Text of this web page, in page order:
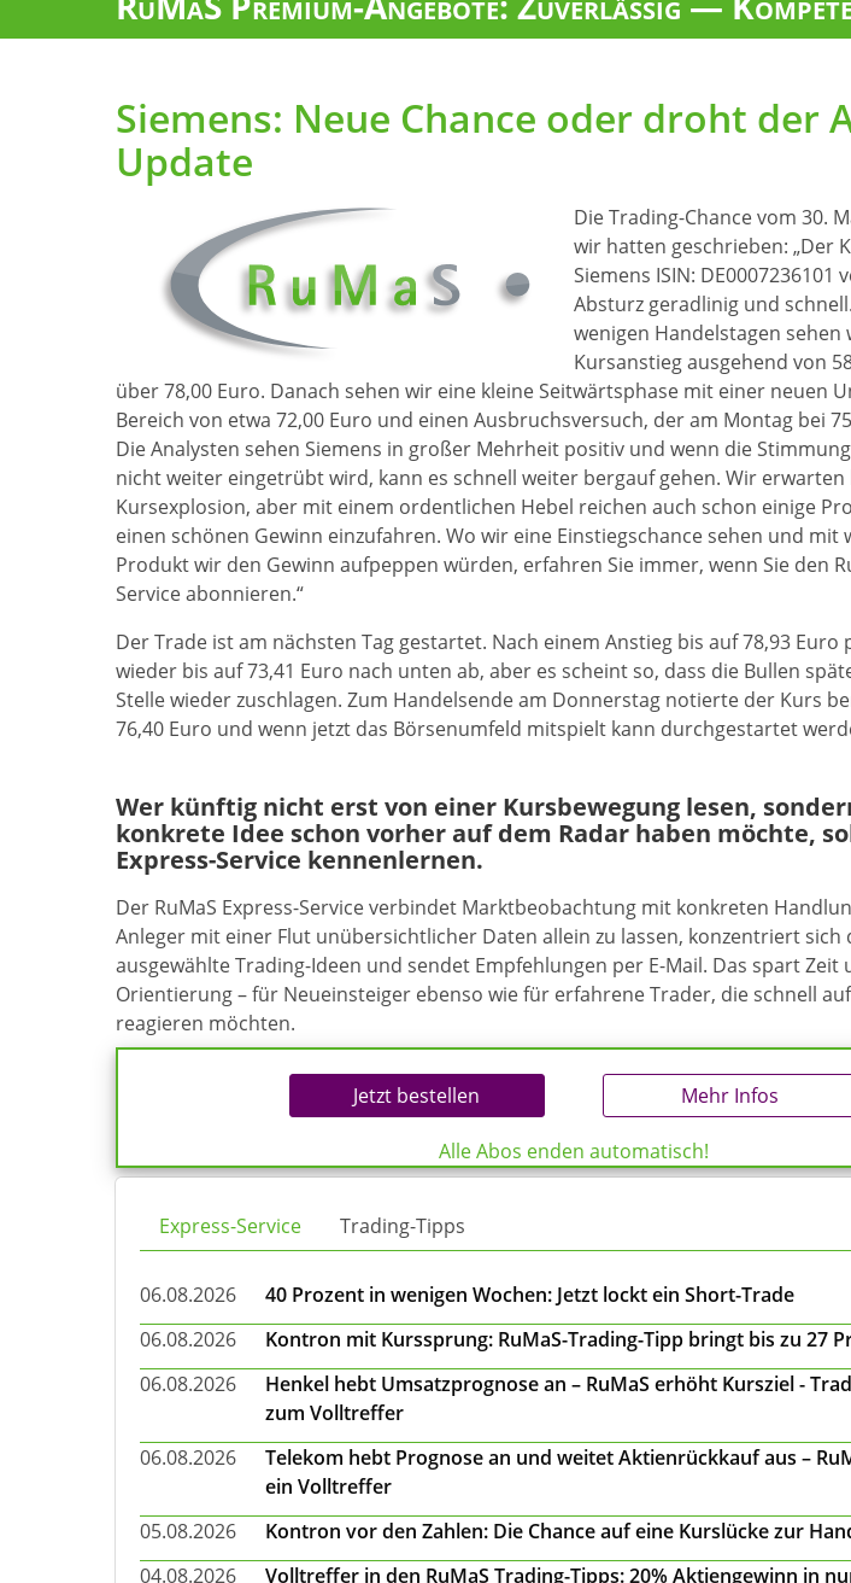
Siemens: Neue Chance oder droht der
Update
Die Trading-Chance vom 30.
wir hatten geschrieben: „Der
Siemens ISIN: DE0007236101
Absturz geradlinig und
wenigen Handelstagen sehen
Kursanstieg ausgehend von
über 78,00 Euro. Danach sehen wir eine kleine Seitwärtsphase mit einer neuen
Bereich von etwa 72,00 Euro und einen Ausbruchsversuch, der am Montag bei
Die Analysten sehen Siemens in großer Mehrheit positiv und wenn die
nicht weiter eingetrübt wird, kann es schnell weiter bergauf gehen. Wir erwarten
Kursexplosion, aber mit einem ordentlichen Hebel reichen auch schon einige
einen schönen Gewinn einzufahren. Wo wir eine Einstiegschance sehen und mit
Produkt wir den Gewinn aufpeppen würden, erfahren Sie immer, wenn Sie den
Service abonnieren.“
Der Trade ist am nächsten Tag gestartet. Nach einem Anstieg bis auf 78,93 Euro
wieder bis auf 73,41 Euro nach unten ab, aber es scheint so, dass die Bullen
Stelle wieder zuschlagen. Zum Handelsende am Donnerstag notierte der Kurs
76,40 Euro und wenn jetzt das Börsenumfeld mitspielt kann durchgestartet
Wer künftig nicht erst von einer Kursbewegung lesen,
konkrete Idee schon vorher auf dem Radar haben möchte,
Express-Service kennenlernen.
Der RuMaS Express-Service verbindet Marktbeobachtung mit konkreten
Anleger mit einer Flut unübersichtlicher Daten allein zu lassen, konzentriert sich
ausgewählte Trading-Ideen und sendet Empfehlungen per E-Mail. Das spart Zeit
Orientierung – für Neueinsteiger ebenso wie für erfahrene Trader, die schnell
reagieren möchten.
Jetzt bestellen Mehr Infos
Alle Abos enden automatisch!
Express-Service Trading-Tipps
06.08.2026
40 Prozent in wenigen Wochen: Jetzt lockt ein Short-Trade
06.08.2026
Kontron mit Kurssprung: RuMaS-Trading-Tipp bringt bis zu 27
06.08.2026
Henkel hebt Umsatzprognose an – RuMaS erhöht Kursziel -
zum Volltreffer
06.08.2026
Telekom hebt Prognose an und weitet Aktienrückkauf aus –
ein Volltreffer
05.08.2026
Kontron vor den Zahlen: Die Chance auf eine Kurslücke zur
04.08.2026
Volltreffer in den RuMaS Trading-Tipps: 20% Aktiengewinn in